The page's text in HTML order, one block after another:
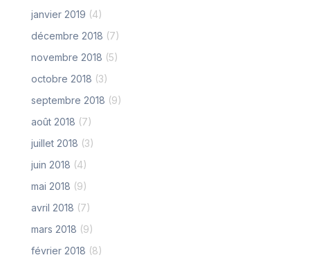
janvier 2019 (4)
décembre 2018 (7)
novembre 2018 (5)
octobre 2018 (3)
septembre 2018 (9)
août 2018 (7)
juillet 2018 (3)
juin 2018 (4)
mai 2018 (9)
avril 2018 (7)
mars 2018 (9)
février 2018 (8)